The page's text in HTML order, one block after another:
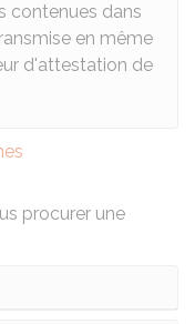
contenues dans
en même
d'attestation de
procurer une